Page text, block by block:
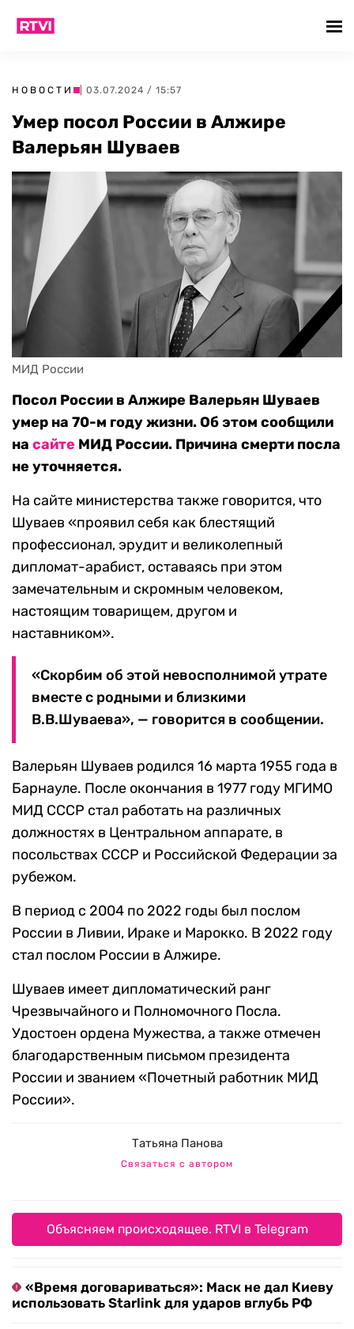
НОВОСТИ | 03.07.2024 / 15:57
Умер посол России в Алжире
Валерьян Шуваев
МИД России
Посол России в Алжире Валерьян Шуваев
умер на 70-м году жизни. Об этом сообщили
на сайте МИД России. Причина смерти посла
не уточняется.
На сайте министерства также говорится, что
Шуваев «проявил себя как блестящий
профессионал, эрудит и великолепный
дипломат-арабист, оставаясь при этом
замечательным и скромным человеком,
настоящим товарищем, другом и
наставником».
«Скорбим об этой невосполнимой утрате
вместе с родными и близкими
В.В.Шуваева», — говорится в сообщении.
Валерьян Шуваев родился 16 марта 1955 года в
Барнауле. После окончания в 1977 году МГИМО
МИД СССР стал работать на различных
должностях в Центральном аппарате, в
посольствах СССР и Российской Федерации за
рубежом.
В период с 2004 по 2022 годы был послом
России в Ливии, Ираке и Марокко. В 2022 году
стал послом России в Алжире.
Шуваев имеет дипломатический ранг
Чрезвычайного и Полномочного Посла.
Удостоен ордена Мужества, а также отмечен
благодарственным письмом президента
России и званием «Почетный работник МИД
России».
Татьяна Панова
Связаться с автором
Объясняем происходящее. RTVI в Telegram
«Время договариваться»: Маск не дал Киеву
использовать Starlink для ударов вглубь РФ